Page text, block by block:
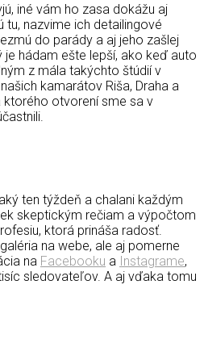
iné vám ho zasa dokážu aj
nazvime ich detailingové
do parády a aj jeho zašlej
je hádam ešte lepší, ako keď auto
z mála takýchto štúdií v
kamarátov Riša, Draha a
ktorého otvorení sme sa v
ten týždeň a chalani každým
skeptickým rečiam a výpočtom
ktorá prináša radosť.
na webe, ale aj pomerne
na Facebooku a Instagrame,
sledovateľov. A aj vďaka tomu